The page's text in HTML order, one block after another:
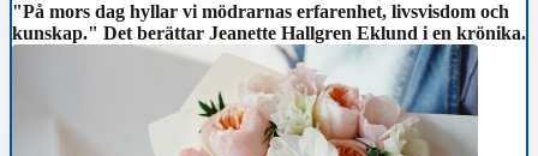
"På mors dag hyllar vi mödrarnas erfarenhet, livsvisdom och
kunskap." Det berättar Jeanette Hallgren Eklund i en krönika.